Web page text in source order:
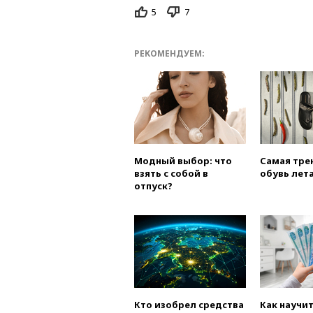
5 7
РЕКОМЕНДУЕМ:
Модный выбор: что
взять с собой в
отпуск?
Самая
обувь
Кто изобрел средства
Как